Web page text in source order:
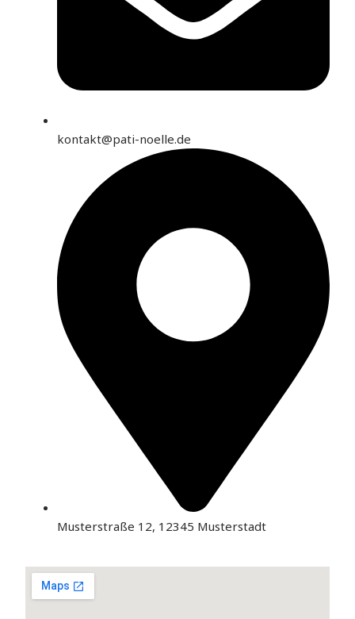
kontakt@pati-noelle.de
Musterstraße 12, 12345 Musterstadt